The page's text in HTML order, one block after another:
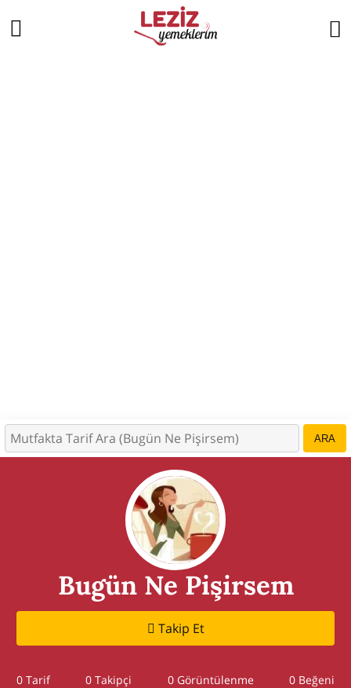
ARA
Bugün Ne Pişirsem
Takip Et
0 Tarif 0 Takipçi 0 Görüntülenme 0 Beğeni